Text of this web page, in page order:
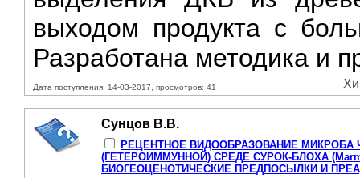
выходом продукта с
Разработана методика и
Дата поступления: 14-03-2017, просмотров: 41
Сунцов В.В.
РЕЦЕНТНОЕ ВИДООБРАЗОВАНИЕ МИКРОБА
(ГЕТЕРОИММУННОЙ) СРЕДЕ СУРОК-БЛОХА
БИОГЕОЦЕНОТИЧЕСКИЕ ПРЕДПОСЫЛКИ И